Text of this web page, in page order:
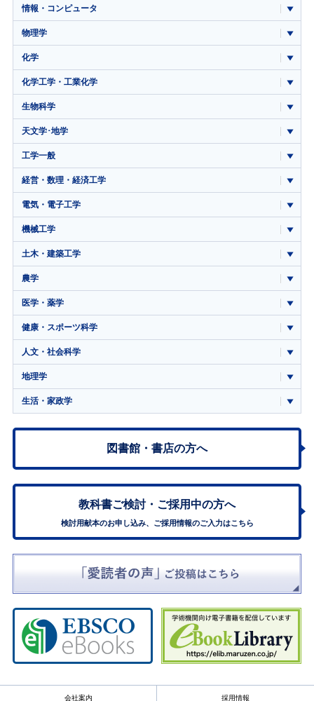
情報・コンピュータ
物理学
化学
化学工学・工業化学
生物科学
天文学･地学
工学一般
経営・数理・経済工学
電気・電子工学
機械工学
土木・建築工学
農学
医学・薬学
健康・スポーツ科学
人文・社会科学
地理学
生活・家政学
図書館・書店の方へ
教科書ご検討・ ご採用中の方へ
検討用献本のお申し込み、ご採用情報のご入力はこちら
会社案内 採用情報